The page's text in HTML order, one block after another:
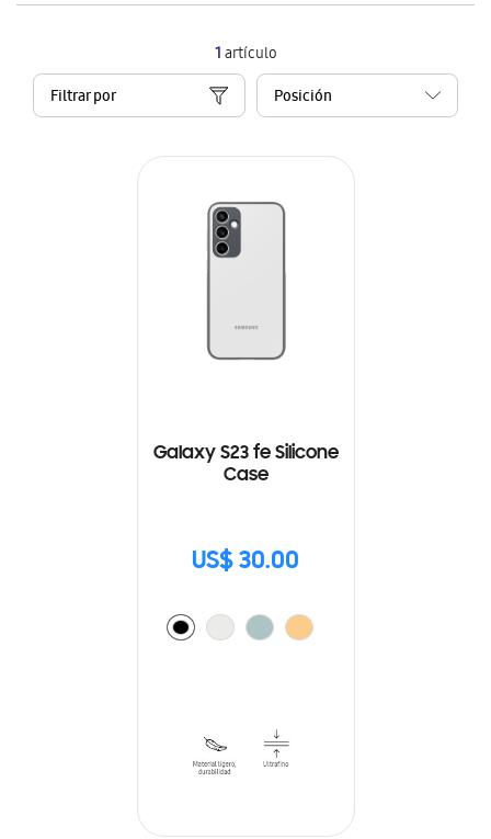
1artículo
Filtrar por
Galaxy S23 fe Silicone
Case
US$ 30.00